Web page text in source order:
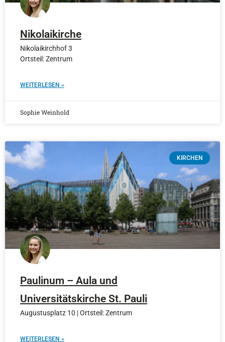
Nikolaikirche
Nikolaikirchhof 3
Ortsteil: Zentrum
WEITERLESEN »
Sophie Weinhold
KIRCHEN
Paulinum – Aula und
Universitätskirche St. Pauli
Augustusplatz 10 | Ortsteil: Zentrum
WEITERLESEN »